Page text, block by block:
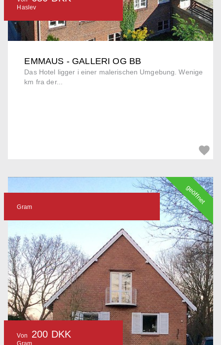
EMMAUS - GALLERI OG BB
Das Hotel ligger i einer malerischen Umgebung. Wenige
km fra der...
Haslev
Gram
Von 200 DKK
geöffnet